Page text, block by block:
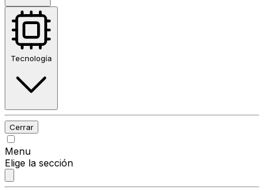
Tecnología
Cerrar
Menu
Elige la sección